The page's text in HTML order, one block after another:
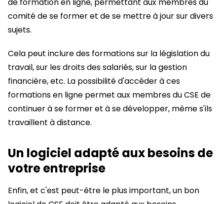
comité de se former et de se mettre à jour sur divers
sujets.
Cela peut inclure des formations sur la législation du
travail, sur les droits des salariés, sur la gestion
financière, etc. La possibilité d'accéder à ces
formations en ligne permet aux membres du CSE de
continuer à se former et à se développer, même s'ils
travaillent à distance.
Un logiciel adapté aux besoins de
votre entreprise
Enfin, et c'est peut-être le plus important, un bon